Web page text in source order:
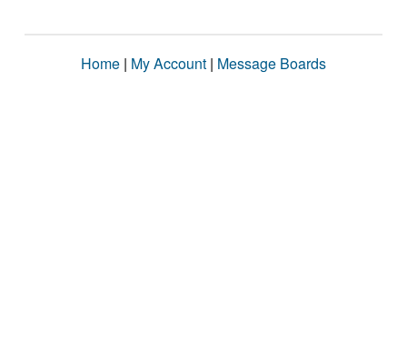
Home | My Account | Message Boards